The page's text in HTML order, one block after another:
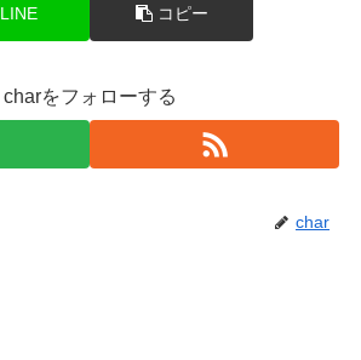
LINE コピー
charをフォローする
char